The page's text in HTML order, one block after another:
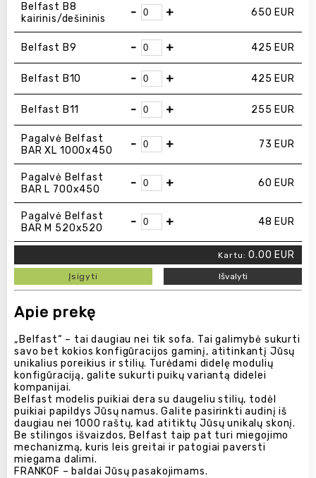
Belfast B8
kairinis/dešininis
- + 650 EUR
Belfast B9 - + 425 EUR
Belfast B10 - + 425 EUR
Belfast B11 - + 255 EUR
Pagalvė Belfast
BAR XL 1000x450
- + 73 EUR
Pagalvė Belfast
BAR L 700x450
- + 60 EUR
Pagalvė Belfast
BAR M 520x520
- + 48 EUR
Kartu:0.00 EUR
Įsigyti Išvalyti
Apie prekę
„Belfast“ – tai daugiau nei tik sofa. Tai galimybė sukurti
savo bet kokios konfigūracijos gaminį, atitinkantį Jūsų
unikalius poreikius ir stilių. Turėdami didelę modulių
konfigūraciją, galite sukurti puikų variantą didelei
kompanijai.
Belfast modelis puikiai dera su daugeliu stilių, todėl
puikiai papildys Jūsų namus. Galite pasirinkti audinį iš
daugiau nei 1000 raštų, kad atitiktų Jūsų unikalų skonį.
Be stilingos išvaizdos, Belfast taip pat turi miegojimo
mechanizmą, kuris leis greitai ir patogiai paversti
miegama dalimi.
FRANKOF – baldai Jūsų pasakojimams.